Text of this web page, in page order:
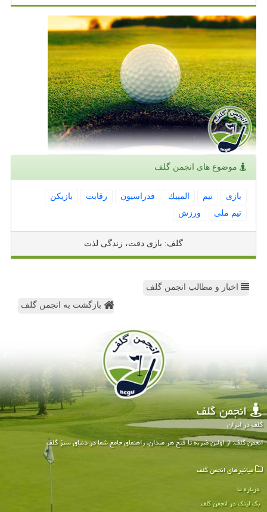
موضوع های انجمن گلف
بازی تیم المپیك فدراسیون رقابت
بازیكن
تیم ملی
ورزش
گلف: بازی دقت، زندگی لذت
اخبار و مطالب انجمن گلف
بازگشت به انجمن گلف
انجمن گلف
گلف در ایران
انجمن گلف: از اولین ضربه تا فتح هر میدان، راهنمای جامع شما در دنیای سبز گلف
میانبرهای انجمن گلف
درباره ما
بک لینک در انجمن گلف